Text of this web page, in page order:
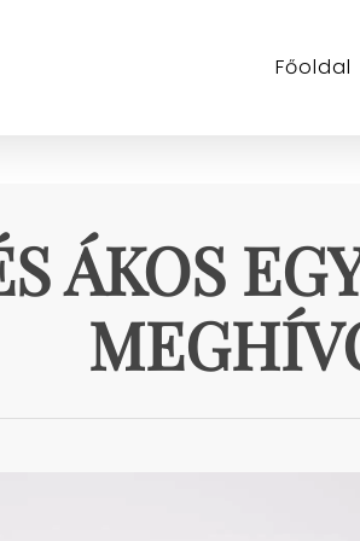
Főoldal
ÁKOS